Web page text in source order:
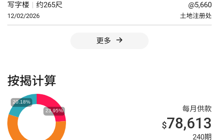
写字楼 | 约265尺
12/02/2026
@5,660
土地注册处
更多
按揭计算
每月供款
$78,613
240期